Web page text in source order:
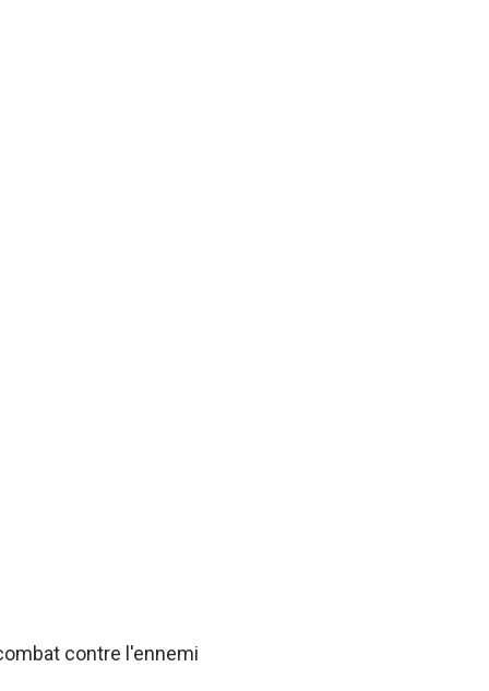
contre l'ennemi